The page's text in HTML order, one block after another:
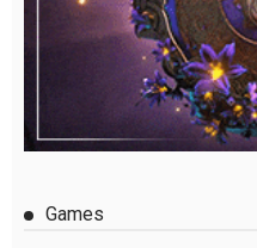
Games